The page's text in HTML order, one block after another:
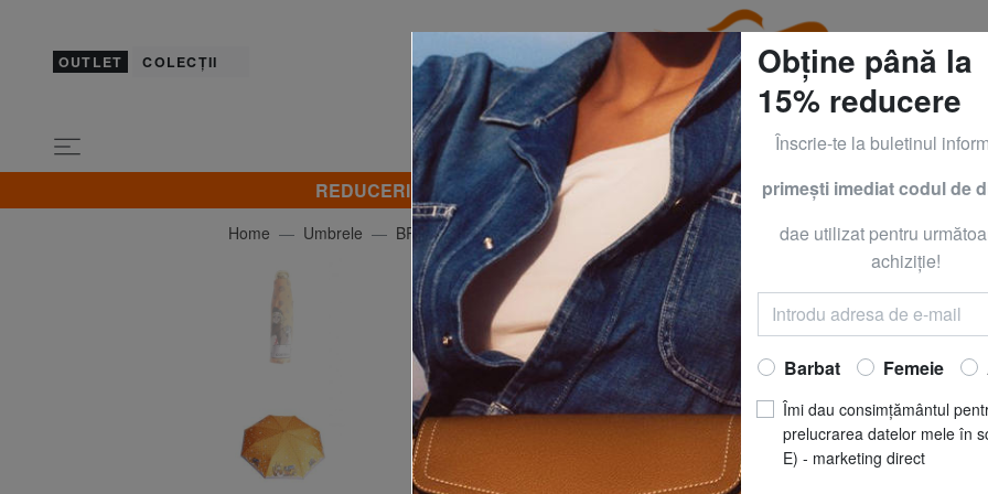
OUTLET COLECȚII
REDUCERI! Promovez CLOTHING all -50% & CALVIN KLEIN all -60% Numai
Home Umbrele BRACCIALINI
CARTOLINE
Acum să
REDUCERI
pret recomandat
Cel mai bun preț ultimele
Obține până la
15% reducere
Înscrie-te la buletinul
primeşti imediat codul de
dae utilizat pentru
achiziţie!
Barbat Femeie
Îmi dau consimțământul
prelucrarea datelor mele în
E) - marketing direct